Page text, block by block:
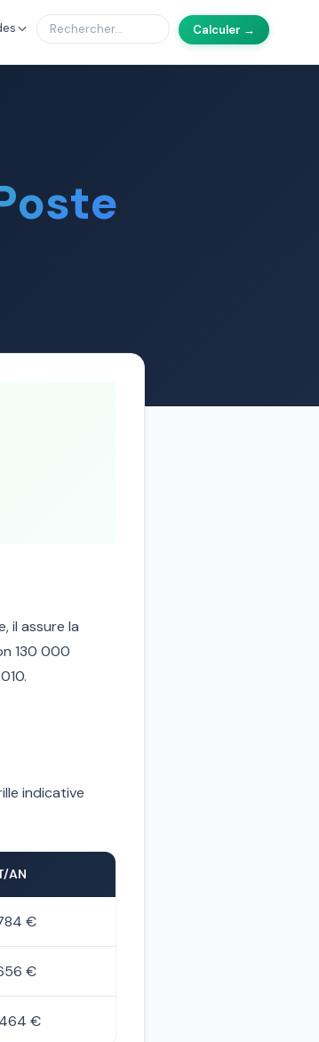
Calculer →
il assure la
130 000
indicative
AN
€
€
€